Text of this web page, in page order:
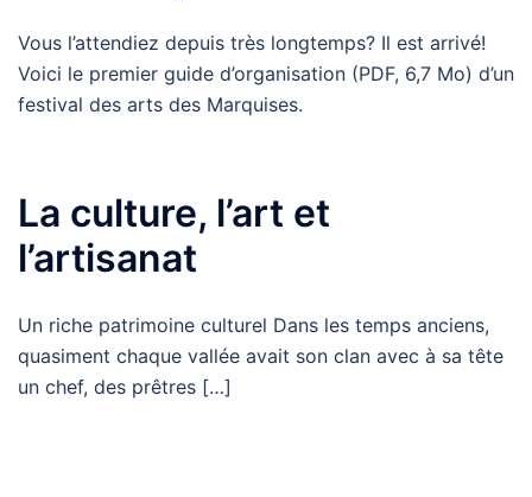
Vous l’attendiez depuis très longtemps? Il est arrivé!
Voici le premier guide d’organisation (PDF, 6,7 Mo) d’un
festival des arts des Marquises.
La culture, l’art et
l’artisanat
Un riche patrimoine culturel Dans les temps anciens,
quasiment chaque vallée avait son clan avec à sa tête
un chef, des prêtres […]